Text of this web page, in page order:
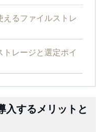
えるファイルストレ
レージと選定ポイ
入するメリットと